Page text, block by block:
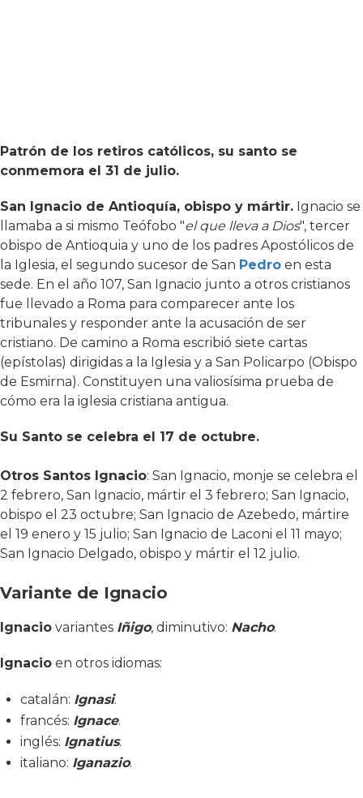
Patrón de los retiros católicos, su santo se
conmemora el 31 de julio.
San Ignacio de Antioquía, obispo y mártir. Ignacio se
llamaba a si mismo Teófobo "el que lleva a Dios", tercer
obispo de Antioquia y uno de los padres Apostólicos de
la Iglesia, el segundo sucesor de San Pedro en esta
sede. En el año 107, San Ignacio junto a otros cristianos
fue llevado a Roma para comparecer ante los
tribunales y responder ante la acusación de ser
cristiano. De camino a Roma escribió siete cartas
(epístolas) dirigidas a la Iglesia y a San Policarpo (Obispo
de Esmirna). Constituyen una valiosísima prueba de
cómo era la iglesia cristiana antigua.
Su Santo se celebra el 17 de octubre.
Otros Santos Ignacio: San Ignacio, monje se celebra el
2 febrero, San Ignacio, mártir el 3 febrero; San Ignacio,
obispo el 23 octubre; San Ignacio de Azebedo, mártire
el 19 enero y 15 julio; San Ignacio de Laconi el 11 mayo;
San Ignacio Delgado, obispo y mártir el 12 julio.
Variante de Ignacio
Ignacio variantes Iñigo, diminutivo: Nacho.
Ignacio en otros idiomas:
catalán: Ignasi.
francés: Ignace.
inglés: Ignatius.
italiano: Iganazio.